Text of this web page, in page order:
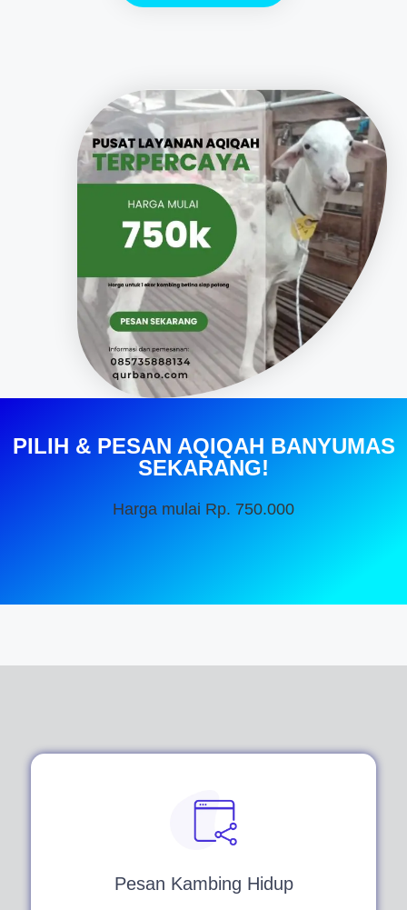
PILIH & PESAN AQIQAH BANYUMAS
SEKARANG!
Harga mulai Rp. 750.000
Pesan Kambing Hidup